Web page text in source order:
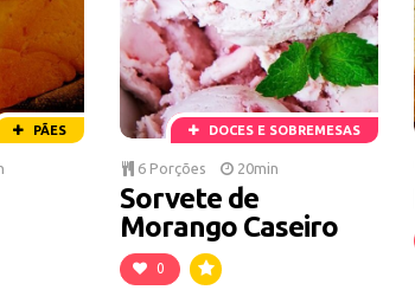
PÃES DOCES E SOBREMESAS
6 Porções 20min
Sorvete de
Morango Caseiro
0